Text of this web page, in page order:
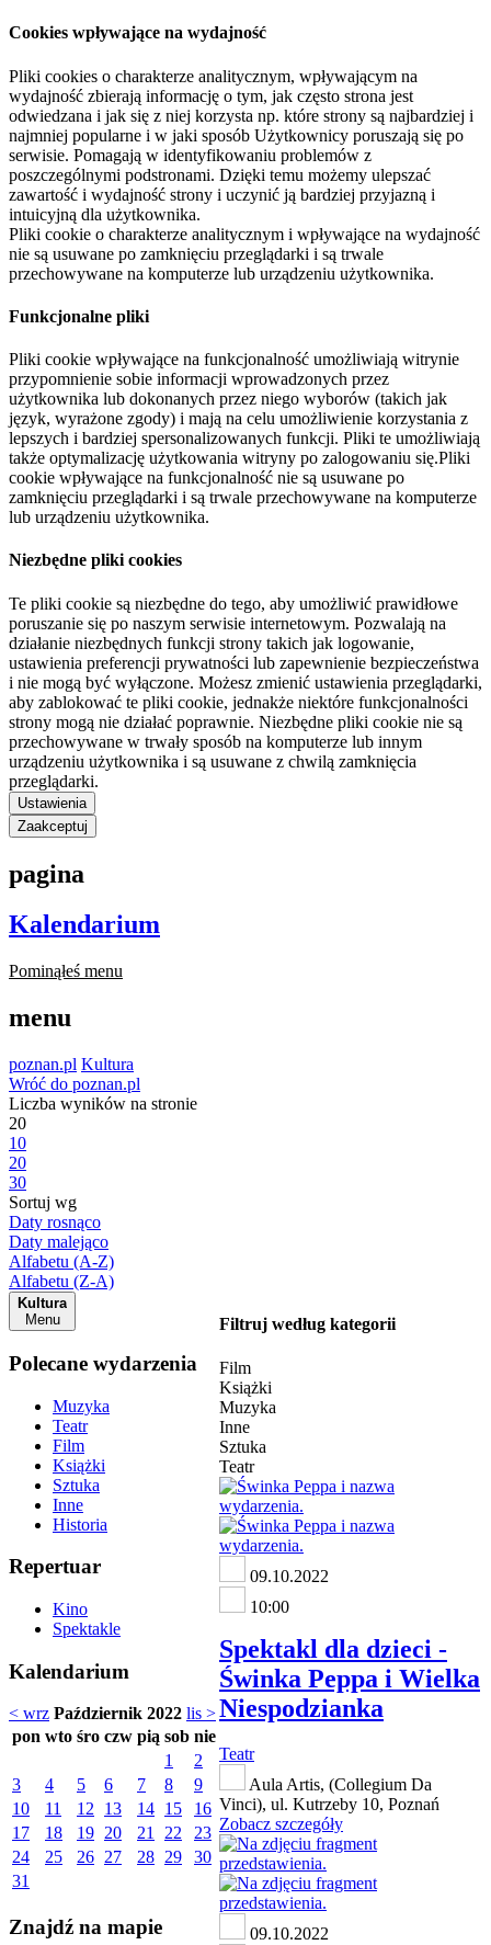
Cookies wpływające na wydajność
Pliki cookies o charakterze analitycznym, wpływającym na
wydajność zbierają informację o tym, jak często strona jest
odwiedzana i jak się z niej korzysta np. które strony są najbardziej i
najmniej popularne i w jaki sposób Użytkownicy poruszają się po
serwisie. Pomagają w identyfikowaniu problemów z
poszczególnymi podstronami. Dzięki temu możemy ulepszać
zawartość i wydajność strony i uczynić ją bardziej przyjazną i
intuicyjną dla użytkownika.
Pliki cookie o charakterze analitycznym i wpływające na wydajność
nie są usuwane po zamknięciu przeglądarki i są trwale
przechowywane na komputerze lub urządzeniu użytkownika.
Funkcjonalne pliki
Pliki cookie wpływające na funkcjonalność umożliwiają witrynie
przypomnienie sobie informacji wprowadzonych przez
użytkownika lub dokonanych przez niego wyborów (takich jak
język, wyrażone zgody) i mają na celu umożliwienie korzystania z
lepszych i bardziej spersonalizowanych funkcji. Pliki te umożliwiają
także optymalizację użytkowania witryny po zalogowaniu się.Pliki
cookie wpływające na funkcjonalność nie są usuwane po
zamknięciu przeglądarki i są trwale przechowywane na komputerze
lub urządzeniu użytkownika.
Niezbędne pliki cookies
Te pliki cookie są niezbędne do tego, aby umożliwić prawidłowe
poruszanie się po naszym serwisie internetowym. Pozwalają na
działanie niezbędnych funkcji strony takich jak logowanie,
ustawienia preferencji prywatności lub zapewnienie bezpieczeństwa
i nie mogą być wyłączone. Możesz zmienić ustawienia przeglądarki,
aby zablokować te pliki cookie, jednakże niektóre funkcjonalności
strony mogą nie działać poprawnie. Niezbędne pliki cookie nie są
przechowywane w trwały sposób na komputerze lub innym
urządzeniu użytkownika i są usuwane z chwilą zamknięcia
przeglądarki.
Ustawienia
Zaakceptuj
pagina
Kalendarium
Pominąłeś menu
menu
poznan.pl Kultura
Wróć do poznan.pl
Liczba wyników na stronie
20
10
20
30
Sortuj wg
Daty rosnąco
Daty malejąco
Alfabetu (A-Z)
Alfabetu (Z-A)
Kultura
Menu
Polecane wydarzenia
Muzyka
Teatr
Film
Książki
Sztuka
Inne
Historia
Repertuar
Kino
Spektakle
Kalendarium
< wrz Październik 2022 lis >
pon wto śro czw pią sob nie
1
2
3
4 5 6 7 8
9
10
11 12 13 14 15
16
17
18 19 20 21 22
23
24
25 26 27 28 29
30
31
Znajdź na mapie
Filtruj według kategorii
Film
Książki
Muzyka
Inne
Sztuka
Teatr
09.10.2022
10:00
Spektakl dla dzieci -
Świnka Peppa i Wielka
Niespodzianka
Teatr
Aula Artis, (Collegium Da
Vinci), ul. Kutrzeby 10, Poznań
Zobacz szczegóły
09.10.2022